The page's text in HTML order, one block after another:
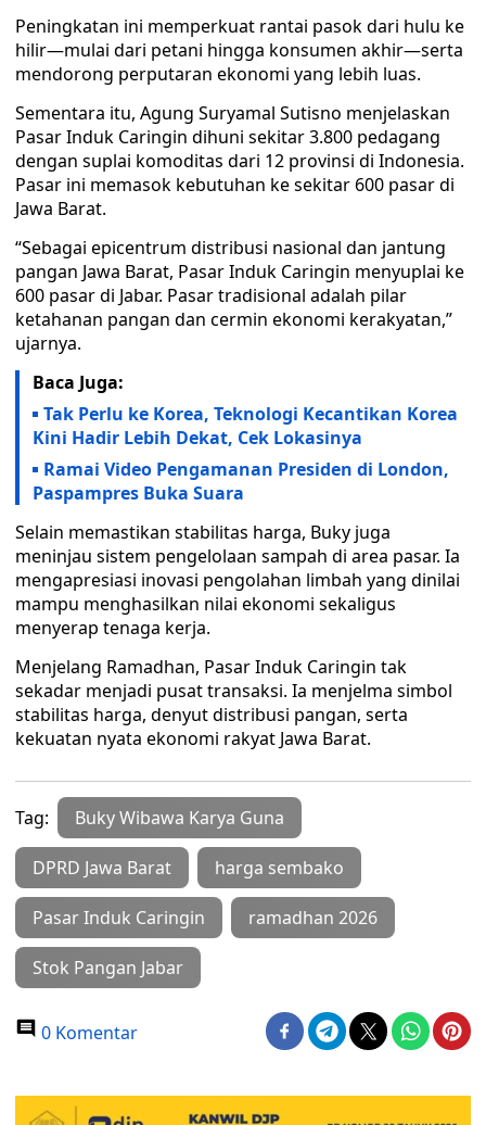
Peningkatan ini memperkuat rantai pasok dari hulu ke
hilir—mulai dari petani hingga konsumen akhir—serta
mendorong perputaran ekonomi yang lebih luas.
Sementara itu, Agung Suryamal Sutisno menjelaskan
Pasar Induk Caringin dihuni sekitar 3.800 pedagang
dengan suplai komoditas dari 12 provinsi di Indonesia.
Pasar ini memasok kebutuhan ke sekitar 600 pasar di
Jawa Barat.
“Sebagai epicentrum distribusi nasional dan jantung
pangan Jawa Barat, Pasar Induk Caringin menyuplai ke
600 pasar di Jabar. Pasar tradisional adalah pilar
ketahanan pangan dan cermin ekonomi kerakyatan,”
ujarnya.
Baca Juga:
Tak Perlu ke Korea, Teknologi Kecantikan Korea
Kini Hadir Lebih Dekat, Cek Lokasinya
Ramai Video Pengamanan Presiden di London,
Paspampres Buka Suara
Selain memastikan stabilitas harga, Buky juga
meninjau sistem pengelolaan sampah di area pasar. Ia
mengapresiasi inovasi pengolahan limbah yang dinilai
mampu menghasilkan nilai ekonomi sekaligus
menyerap tenaga kerja.
Menjelang Ramadhan, Pasar Induk Caringin tak
sekadar menjadi pusat transaksi. Ia menjelma simbol
stabilitas harga, denyut distribusi pangan, serta
kekuatan nyata ekonomi rakyat Jawa Barat.
Tag: Buky Wibawa Karya Guna
DPRD Jawa Barat harga sembako
Pasar Induk Caringin ramadhan 2026
Stok Pangan Jabar
0 Komentar